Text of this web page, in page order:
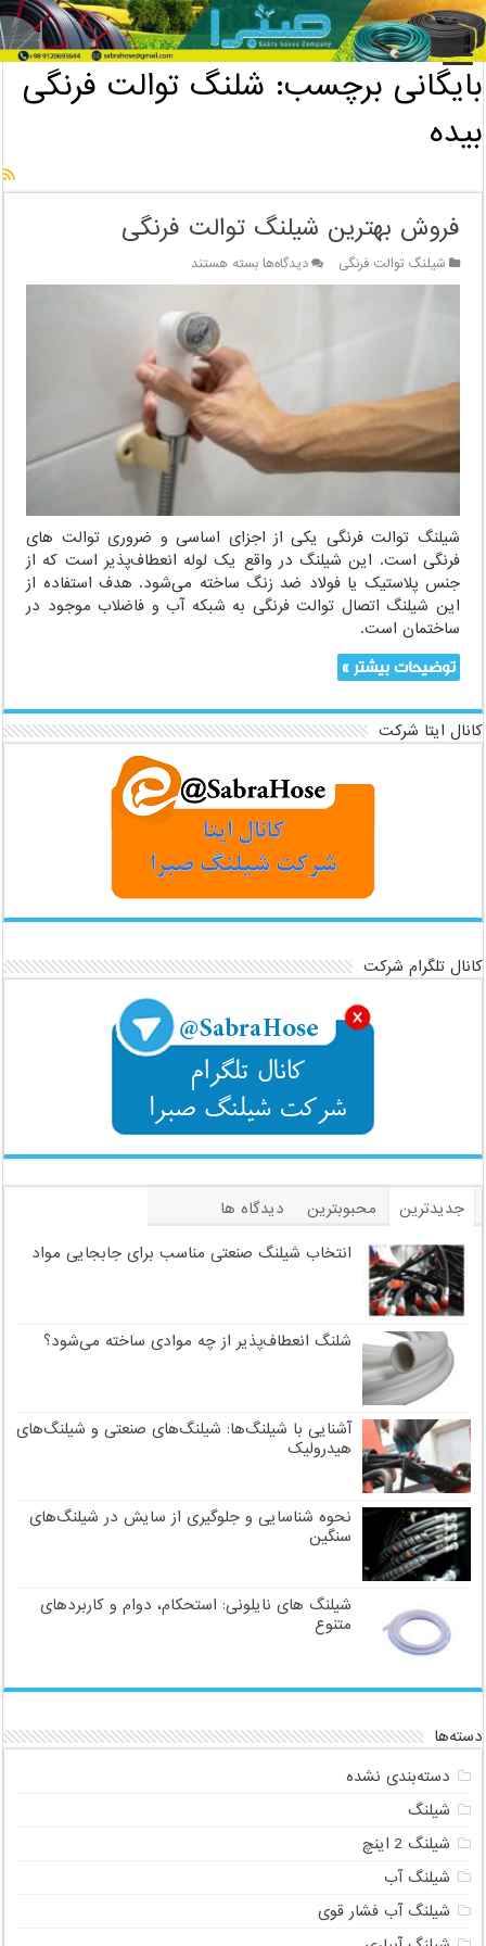
خانه / بایگانی برچسب: شلنگ توالت فرنگی بیده
بایگانی برچسب: شلنگ توالت فرنگی
بیده
فروش بهترین شیلنگ توالت فرنگی
شیلنگ توالت فرنگی دیدگاه‌هابرای
فروش
توالت
فرنگی
بسته هستند
شیلنگ توالت فرنگی یکی از اجزای اساسی و ضروری توالت های
فرنگی است. این شیلنگ در واقع یک لوله انعطاف‌پذیر است که از
جنس پلاستیک یا فولاد ضد زنگ ساخته می‌شود. هدف استفاده از
این شیلنگ اتصال توالت فرنگی به شبکه آب و فاضلاب موجود در
ساختمان است.
توضیحات بیشتر »
کانال ایتا شرکت
کانال تلگرام شرکت
جدیدترین محبوبترین
دیدگاه ها
برچسب
انتخاب شیلنگ صنعتی مناسب برای جابجایی مواد
شلنگ انعطاف‌پذیر از چه موادی ساخته می‌شود؟
آشنایی با شیلنگ‌ها: شیلنگ‌های صنعتی و شیلنگ‌های
هیدرولیک
نحوه شناسایی و جلوگیری از سایش در شیلنگ‌های
سنگین
شیلنگ های نایلونی: استحکام، دوام و کاربردهای
متنوع
دسته‌ها
دسته‌بندی نشده
شیلنگ
شیلنگ 2 اینچ
شیلنگ آب
شیلنگ آب فشار قوی